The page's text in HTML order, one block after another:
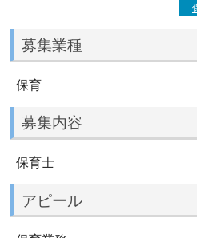
募集業種
保育
募集内容
保育士
アピール